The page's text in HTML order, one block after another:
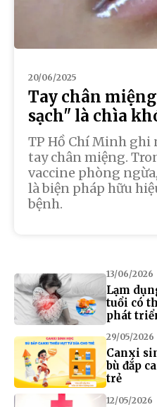
20/06/2025
Tay chân
sạch" là chìa
TP Hồ Chí Minh ghi
tay chân miệng.
vaccine phòng
là biện pháp hữu
bệnh.
13/06/2026
Lạm
tuổi có
phát
29/05/2026
Canxi
bù đắp
trẻ
12/05/2026